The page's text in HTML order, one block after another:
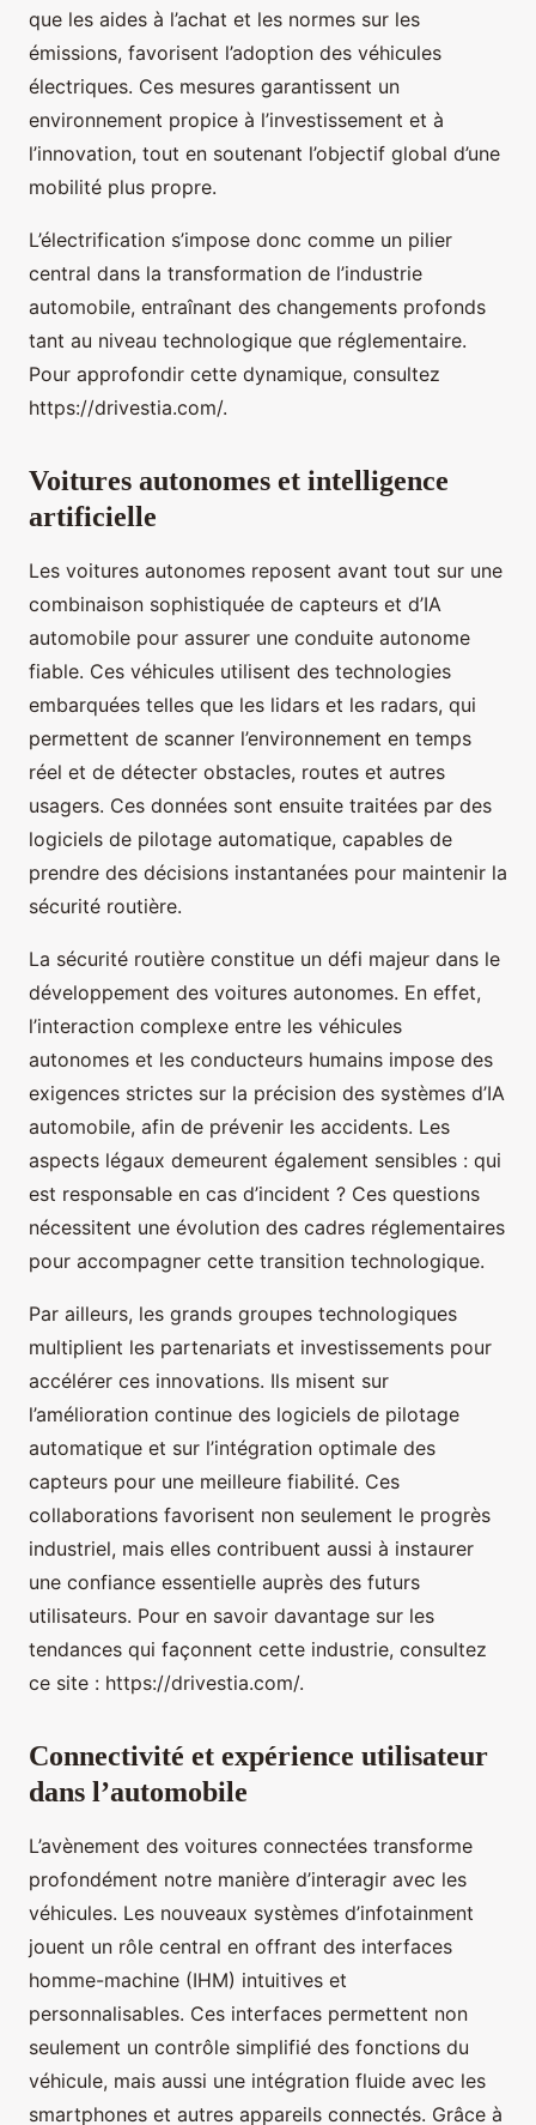
que les aides à l’achat et les normes sur les
émissions, favorisent l’adoption des véhicules
électriques. Ces mesures garantissent un
environnement propice à l’investissement et à
l’innovation, tout en soutenant l’objectif global d’une
mobilité plus propre.
L’électrification s’impose donc comme un pilier
central dans la transformation de l’industrie
automobile, entraînant des changements profonds
tant au niveau technologique que réglementaire.
Pour approfondir cette dynamique, consultez
https://drivestia.com/.
Voitures autonomes et intelligence
artificielle
Les voitures autonomes reposent avant tout sur une
combinaison sophistiquée de capteurs et d’IA
automobile pour assurer une conduite autonome
fiable. Ces véhicules utilisent des technologies
embarquées telles que les lidars et les radars, qui
permettent de scanner l’environnement en temps
réel et de détecter obstacles, routes et autres
usagers. Ces données sont ensuite traitées par des
logiciels de pilotage automatique, capables de
prendre des décisions instantanées pour maintenir la
sécurité routière.
La sécurité routière constitue un défi majeur dans le
développement des voitures autonomes. En effet,
l’interaction complexe entre les véhicules
autonomes et les conducteurs humains impose des
exigences strictes sur la précision des systèmes d’IA
automobile, afin de prévenir les accidents. Les
aspects légaux demeurent également sensibles : qui
est responsable en cas d’incident ? Ces questions
nécessitent une évolution des cadres réglementaires
pour accompagner cette transition technologique.
Par ailleurs, les grands groupes technologiques
multiplient les partenariats et investissements pour
accélérer ces innovations. Ils misent sur
l’amélioration continue des logiciels de pilotage
automatique et sur l’intégration optimale des
capteurs pour une meilleure fiabilité. Ces
collaborations favorisent non seulement le progrès
industriel, mais elles contribuent aussi à instaurer
une confiance essentielle auprès des futurs
utilisateurs. Pour en savoir davantage sur les
tendances qui façonnent cette industrie, consultez
ce site : https://drivestia.com/.
Connectivité et expérience utilisateur
dans l’automobile
L’avènement des voitures connectées transforme
profondément notre manière d’interagir avec les
véhicules. Les nouveaux systèmes d’infotainment
jouent un rôle central en offrant des interfaces
homme-machine (IHM) intuitives et
personnalisables. Ces interfaces permettent non
seulement un contrôle simplifié des fonctions du
véhicule, mais aussi une intégration fluide avec les
smartphones et autres appareils connectés. Grâce à